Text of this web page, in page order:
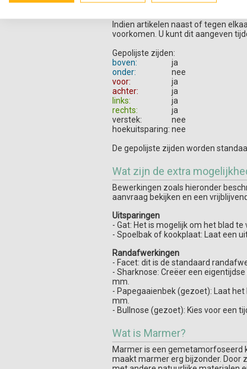
Dit materiaal (marmer) is niet
Indien artikelen naast of tegen
voorkomen. U kunt dit aangeven
Gepolijste zijden:
boven:
ja
onder:
nee
voor:
ja
achter:
ja
links:
ja
rechts:
ja
verstek:
nee
hoekuitsparing: nee
De gepolijste zijden worden
Wat zijn de extra
Bewerkingen zoals hieronder
aanvraag bekijken en een
Uitsparingen
- Gat: Het is mogelijk om het blad
- Spoelbak of kookplaat: Laat een
Randafwerkingen
- Facet: dit is de standaard
- Sharknose: Creëer een
mm.
- Papegaaienbek (gezoet): Laat
mm.
- Bullnose (gezoet): Kies voor een
Wat is Marmer?
Marmer is een gemetamorfoseerd
maakt marmer erg bijzonder. Door